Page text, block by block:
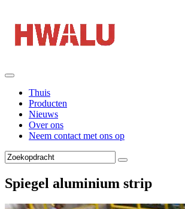
Thuis
Producten
Nieuws
Over ons
Neem contact met ons op
Spiegel aluminium strip